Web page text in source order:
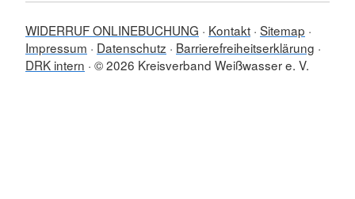
WIDERRUF ONLINEBUCHUNG Kontakt Sitemap
Impressum
Datenschutz
Barrierefreiheitserklärung
DRK intern © 2026 Kreisverband Weißwasser e. V.